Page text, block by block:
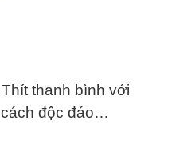
thanh bình với
cách độc đáo…